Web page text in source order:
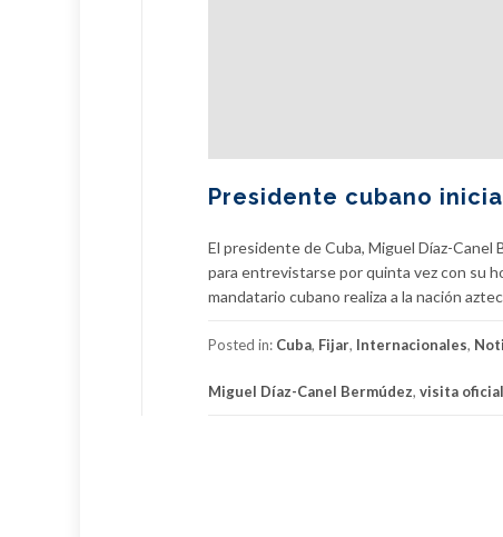
Presidente cubano
El presidente de Cuba, Miguel Díaz-Canel
para entrevistarse por quinta vez con su
mandatario cubano realiza a la nación
Posted in: Cuba, Fijar, Internacionales,
Miguel Díaz-Canel Bermúdez, visita oficial